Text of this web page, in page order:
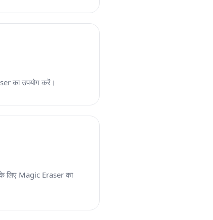
का उपयोग करें।
के लिए Magic Eraser का